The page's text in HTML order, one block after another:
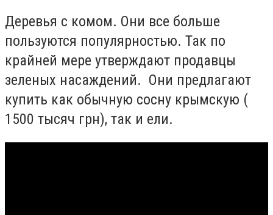
Деревья с комом. Они все больше
пользуются популярностью. Так по
крайней мере утверждают продавцы
зеленых насаждений. Они предлагают
купить как обычную сосну крымскую (
1500 тысяч грн), так и ели.